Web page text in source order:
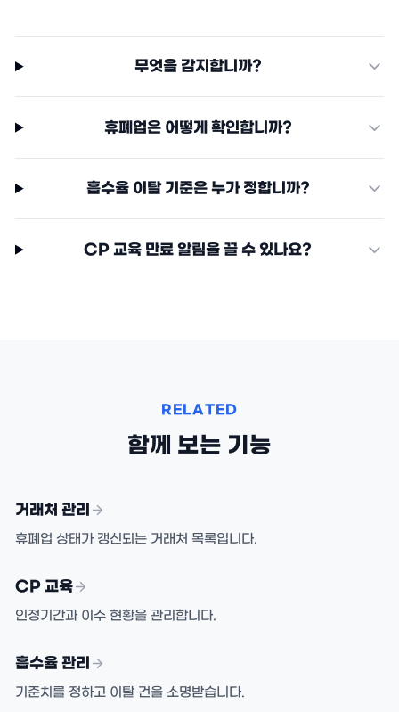
무엇을 감지합니까?
휴폐업은 어떻게 확인합니까?
흡수율 이탈 기준은 누가 정합니까?
CP 교육 만료 알림을 끌 수 있나요?
RELATED
함께 보는 기능
거래처 관리
휴폐업 상태가 갱신되는 거래처 목록입니다.
CP 교육
인정기간과 이수 현황을 관리합니다.
흡수율 관리
기준치를 정하고 이탈 건을 소명받습니다.